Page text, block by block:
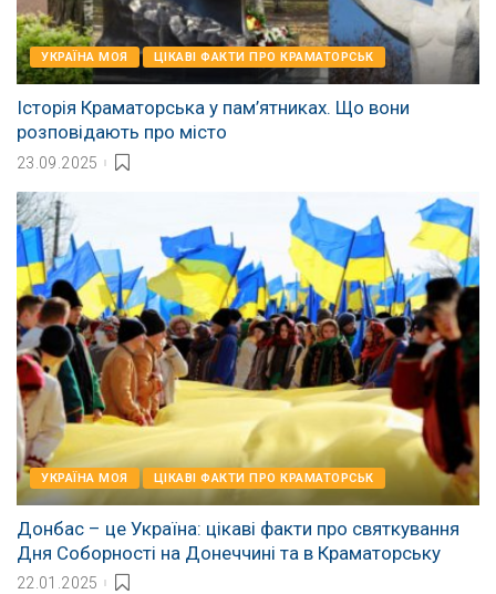
УКРАЇНА МОЯ ЦІКАВІ ФАКТИ ПРО КРАМАТОРСЬК
Історія Краматорська у пам’ятниках. Що вони
розповідають про місто
23.09.2025
УКРАЇНА МОЯ ЦІКАВІ ФАКТИ ПРО КРАМАТОРСЬК
Донбас – це Україна: цікаві факти про святкування
Дня Соборності на Донеччині та в Краматорську
22.01.2025